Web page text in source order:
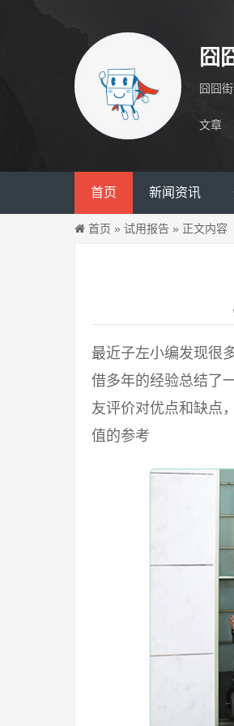
囧
囧囧
文章
首页 新闻资讯
首页 » 试用报告 » 正文内容
最近子左小编发现很
借多年的经验总结了
友评价对优点和缺点
值的参考